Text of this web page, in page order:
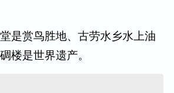
是赏鸟胜地、古劳水乡水上油
楼是世界遗产。